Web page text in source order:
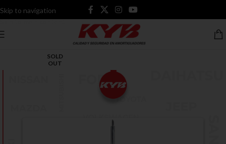
Skip to navigation
Skip to main content
SOLD
OUT